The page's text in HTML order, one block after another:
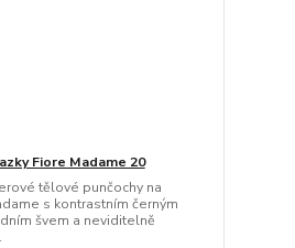
Fiore Madame 20
tělové punčochy na
s kontrastním černým
švem a neviditelně